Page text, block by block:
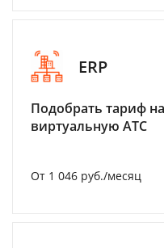
ERP
Подобрать тариф
виртуальную АТС
От 1 046 руб./месяц